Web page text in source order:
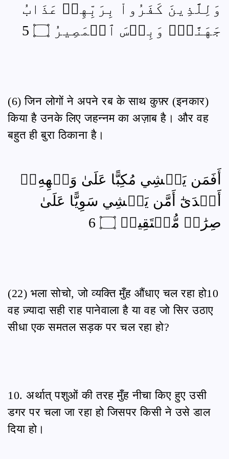
وَلِلَّذِينَ كَفَرُواْ بِرَبِّهِمۡ عَذَابُ
جَهَنَّمَۖ وَبِئۡسَ ٱلۡمَصِيرُ ۝ 5
(6) जिन लोगों ने अपने रब के साथ कुफ़्र (इनकार)
किया है उनके लिए जहन्नम का अज़ाब है। और वह
बहुत ही बुरा ठिकाना है।
أَفَمَن يَمۡشِي مُكِبًّا عَلَىٰ وَجۡهِهِۦٓ
أَهۡدَىٰٓ أَمَّن يَمۡشِي سَوِيًّا عَلَىٰ
صِرَٰطٖ مُّسۡتَقِيمٖ ۝ 6
(22) भला सोचो, जो व्यक्ति मुँह औंधाए चल रहा हो10
वह ज़्यादा सही राह पानेवाला है या वह जो सिर उठाए
सीधा एक समतल सड़क पर चल रहा हो?
10. अर्थात् पशुओं की तरह मुँह नीचा किए हुए उसी
डगर पर चला जा रहा हो जिसपर किसी ने उसे डाल
दिया हो।